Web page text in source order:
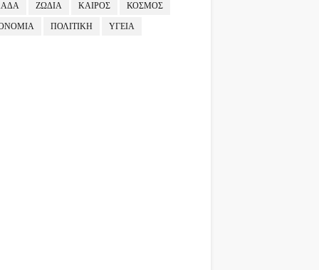
ΖΩΔΙΑ ΚΑΙΡΟΣ ΚΟΣΜΟΣ
ΠΟΛΙΤΙΚΗ ΥΓΕΙΑ